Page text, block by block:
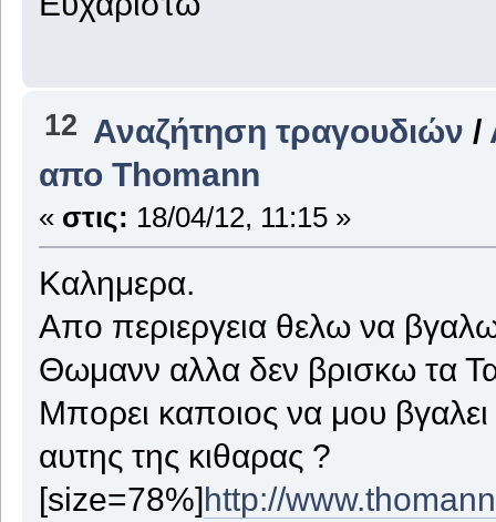
12 Αναζήτηση τραγουδιών /
απο Thomann
« στις: 18/04/12, 11:15 »
Καλημερα.
Απο περιεργεια θελω να
Θωμανν αλλα δεν βρισκω τα
Μπορει καποιος να μου
αυτης της κιθαρας ?
[size=78%]http://